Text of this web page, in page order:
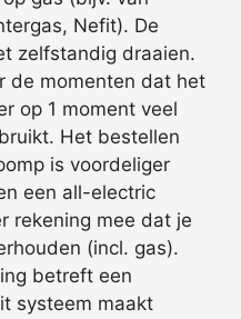
Nefit). De
zelfstandig draaien.
de momenten dat het
op 1 moment veel
Het bestellen
is voordeliger
een all-electric
rekening mee dat je
(incl. gas).
betreft een
systeem maakt